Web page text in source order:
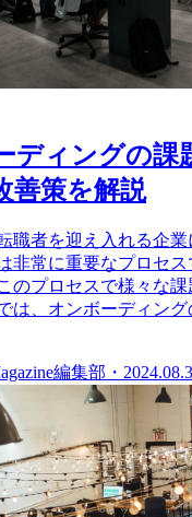
ディングの課
善策を解説
職者を迎え入れる企
非常に重要なプロセ
のプロセスで様々な
は、オンボーディン
編集部 ・